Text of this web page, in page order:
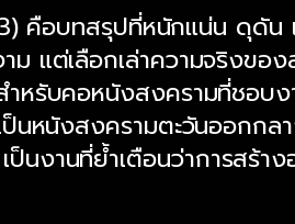
คือบทสรุปที่หนักแน่น ดุดัน
แต่เลือกเล่าความจริงข
หรับคอหนังสงครามที่ชอบ
หนังสงครามตะวันออกกล
นงานที่ย้ำเตือนว่าการสร้